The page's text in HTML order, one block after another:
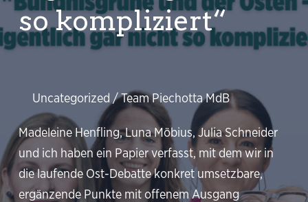
so kompliziert“
Uncategorized /Team Piechotta MdB
Madeleine Henfling, Luna Möbius, Julia Schneider
und ich haben ein Papier verfasst, mit dem wir in
die laufende Ost-Debatte konkret umsetzbare,
ergänzende Punkte mit offenem Ausgang